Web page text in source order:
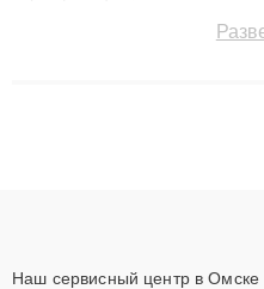
до 3 лет. Наши мастера
Наш сервисный центр в